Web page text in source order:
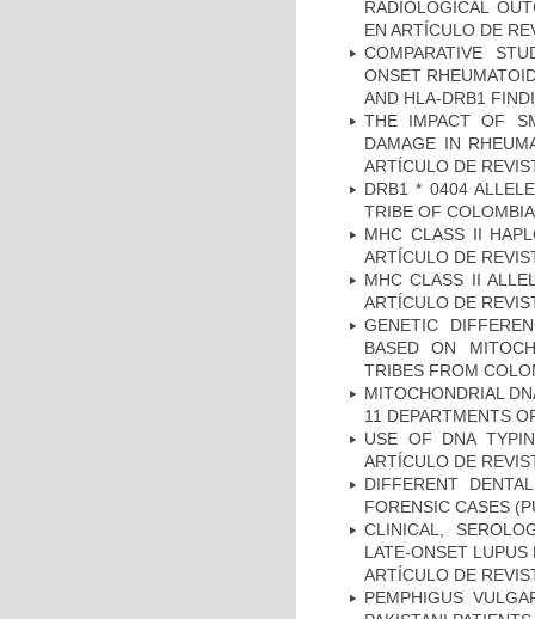
RADIOLOGICAL
EN ARTÍCULO DE
COMPARATIVE
ONSET
AND HLA-DRB1
THE IMPACT OF
DAMAGE IN
ARTÍCULO DE
DRB1 * 0404
TRIBE OF
MHC CLASS II
ARTÍCULO DE
MHC CLASS II
ARTÍCULO DE
GENETIC
BASED ON
TRIBES FROM
MITOCHONDRIAL
11 DEPARTMENTS
USE OF DNA
ARTÍCULO DE
DIFFERENT
FORENSIC CASES
CLINICAL,
LATE-ONSET
ARTÍCULO DE
PEMPHIGUS